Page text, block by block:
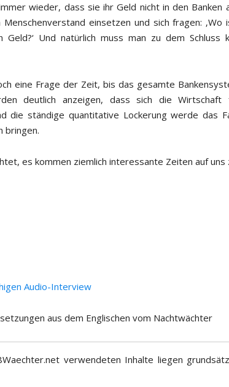
wieder, dass sie ihr Geld nicht in den Banken
Menschenverstand einsetzen und sich fragen:
Und natürlich muss man zu dem Schluss
eine Frage der Zeit, bis das gesamte
deutlich anzeigen, dass sich die
die ständige quantitative Lockerung werde das
bringen.
es kommen ziemlich interessante Zeiten auf uns
Audio-Interview
aus dem Englischen vom Nachtwächter
verwendeten Inhalte liegen